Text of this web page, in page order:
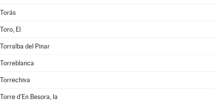
Torás
Toro, El
Torralba del Pinar
Torreblanca
Torrechiva
Torre d'En Besora, la